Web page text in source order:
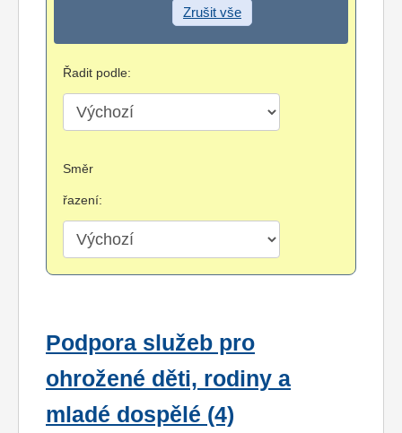
Zrušit vše
Řadit podle:
Směr
řazení:
Podpora služeb pro
ohrožené děti, rodiny a
mladé dospělé (4)